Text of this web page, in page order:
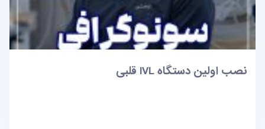
نصب اولین دستگاه IVL قلبی